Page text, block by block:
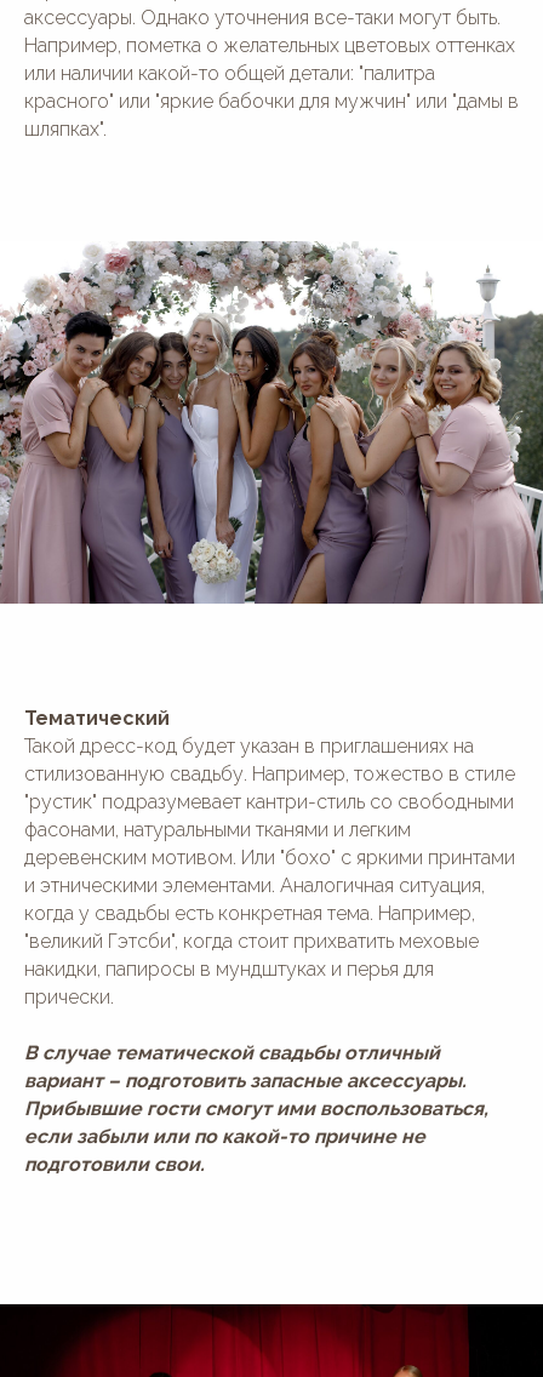
аксессуары. Однако уточнения все-таки могут быть.
Например, пометка о желательных цветовых оттенках
или наличии какой-то общей детали: "палитра
красного" или "яркие бабочки для мужчин" или "дамы в
шляпках".
Тематический
Такой дресс-код будет указан в приглашениях на
стилизованную свадьбу. Например, тожество в стиле
"рустик" подразумевает кантри-стиль со свободными
фасонами, натуральными тканями и легким
деревенским мотивом. Или "бохо" с яркими принтами
и этническими элементами. Аналогичная ситуация,
когда у свадьбы есть конкретная тема. Например,
"великий Гэтсби", когда стоит прихватить меховые
накидки, папиросы в мундштуках и перья для
прически.
В случае тематической свадьбы отличный
вариант – подготовить запасные аксессуары.
Прибывшие гости смогут ими воспользоваться,
если забыли или по какой-то причине не
подготовили свои.